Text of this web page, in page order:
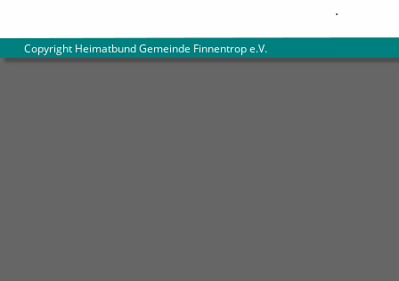
.
        Copyright Heimatbund Gemeinde Finnentrop e.V
.